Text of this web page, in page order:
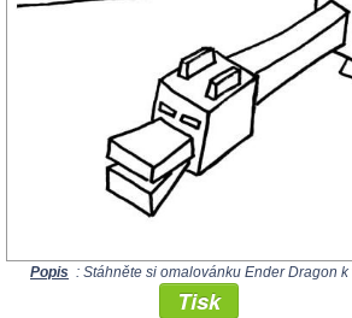
Popis : Stáhněte si omalovánku Ender Dragon k
Tisk